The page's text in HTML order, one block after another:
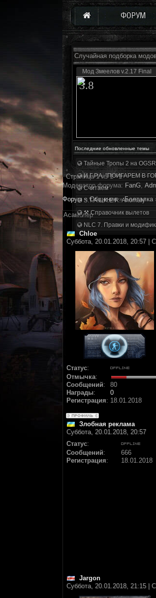
ФОРУМ
Случайная подборка
Мод Змеелов v.2.17 Final
3.8
Последние обновленные темы
Тайные Тропы 2 на
И.Г.Р.А. "ПОИГАРЕМ В
Считаем
S.T.A.L.K.E.R. Anomaly
⚒ Справочник вылетов
NLC 7. Правки и
Страница1из1
1
Модератор форума: FanG,
Форум » Общение » Болталка
Асамблер
Chloe
Суббота, 20.01.2018, 20:57 |
Статус:
Отмычка:
Сообщений:
80
Награды:
0
Регистрация: 18.01.2018
Злобная реклама
Суббота, 20.01.2018, 20:57
Статус:
Сообщений:
666
Регистрация: 18.01.2018
Jargon
Суббота, 20.01.2018, 21:15 |